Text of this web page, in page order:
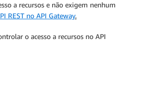
a recursos e não exigem nenhum
REST no API Gateway.
o acesso a recursos no API